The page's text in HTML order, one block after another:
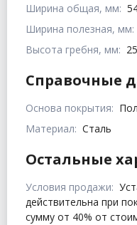
Ширина общая, мм:
Ширина полезная, мм:
Высота гребня, мм: 25
Справочные
Основа покрытия:
Материал: Сталь
Остальные
Условия продажи:
действительна при
сумму от 40% от